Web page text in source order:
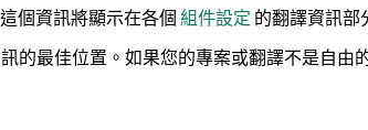
個資訊將顯示在各個 組件設定 的翻譯資訊部
的最佳位置。如果您的專案或翻譯不是自由